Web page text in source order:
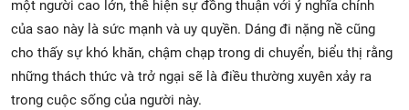
một người cao lớn, thể hiện sự đồng thuận với ý nghĩa chính
của sao này là sức mạnh và uy quyền. Dáng đi nặng nề cũng
cho thấy sự khó khăn, chậm chạp trong di chuyển, biểu thị rằng
những thách thức và trở ngại sẽ là điều thường xuyên xảy ra
trong cuộc sống của người này.